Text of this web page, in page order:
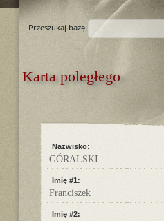
Przeszukaj bazę
Karta poległego
Nazwisko:
GÓRALSKI
Imię #1:
Franciszek
Imię #2: